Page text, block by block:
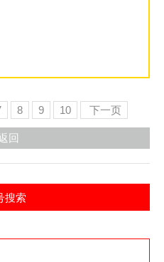
8 9 10 下一页
回
搜索